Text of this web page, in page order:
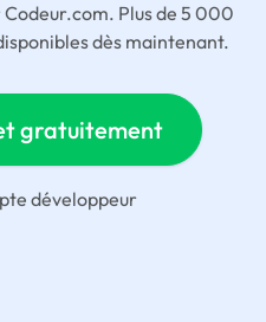
Plus de 5 000
dès maintenant.
gratuitement
développeur